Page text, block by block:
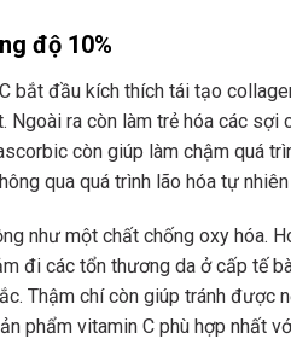
độ 10%
bắt đầu kích thích tái tạo
Ngoài ra còn làm trẻ hóa các
còn giúp làm chậm quá
qua quá trình lão hóa tự
như một chất chống oxy hóa.
đi các tổn thương da ở cấp tế
Thậm chí còn giúp tránh
phẩm vitamin C phù hợp nhất